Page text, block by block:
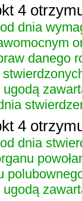
4
od dnia
danego
4
od dnia